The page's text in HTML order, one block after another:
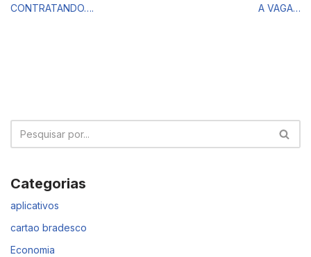
CONTRATANDO….
A VAGA…
Categorias
aplicativos
cartao bradesco
Economia